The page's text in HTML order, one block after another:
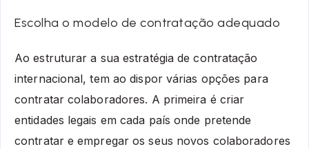
Escolha o modelo de contratação adequado
Ao estruturar a sua estratégia de contratação
internacional, tem ao dispor várias opções para
contratar colaboradores. A primeira é criar
entidades legais em cada país onde pretende
contratar e empregar os seus novos colaboradores